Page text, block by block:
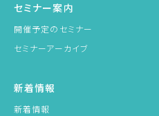
セミナー案内
開催予定のセミナー
セミナーアーカイブ
新着情報
新着情報